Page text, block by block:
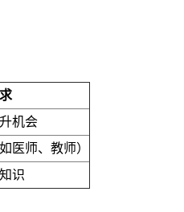
机会
医师、教师）
识